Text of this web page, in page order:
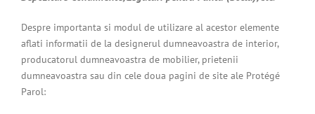
Despre importanta si modul de utilizare al acestor elemente
aflati informatii de la designerul dumneavoastra de interior,
producatorul dumneavoastra de mobilier, prietenii
dumneavoastra sau din cele doua pagini de site ale Protégé
Parol: